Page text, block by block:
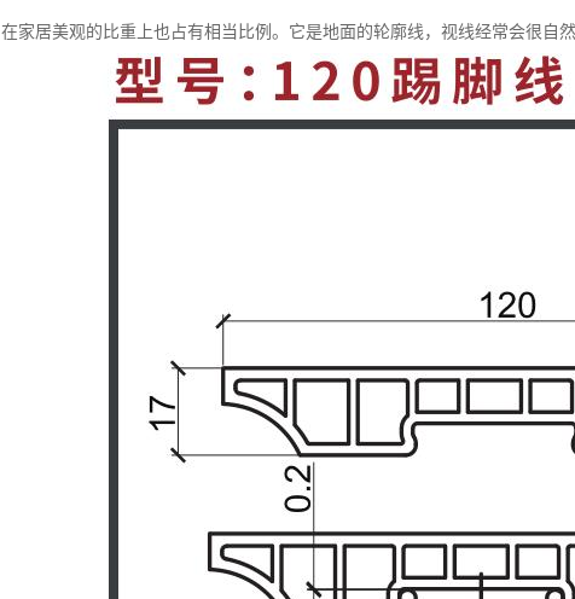
在家居美观的比重上也占有相当比例。它是地面的轮廓线，视线经常会很自然